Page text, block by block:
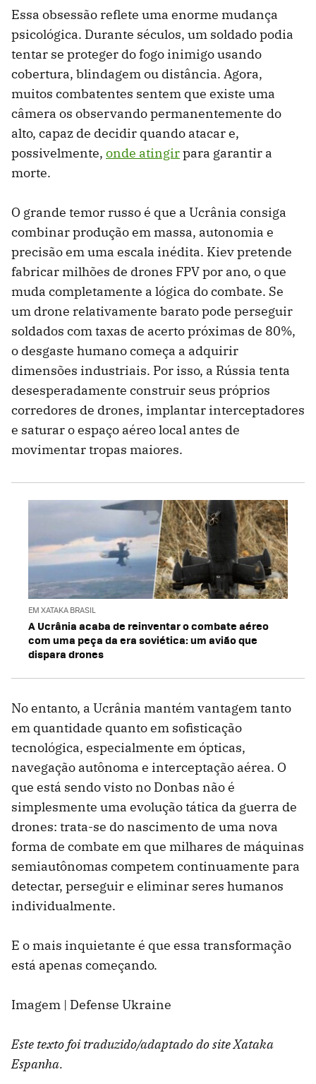
Essa obsessão reflete uma enorme mudança
psicológica. Durante séculos, um soldado podia
tentar se proteger do fogo inimigo usando
cobertura, blindagem ou distância. Agora,
muitos combatentes sentem que existe uma
câmera os observando permanentemente do
alto, capaz de decidir quando atacar e,
possivelmente, onde atingirpara garantir a
morte.
O grande temor russo é que a Ucrânia consiga
combinar produção em massa, autonomia e
precisão em uma escala inédita. Kiev pretende
fabricar milhões de drones FPV por ano, o que
muda completamente a lógica do combate. Se
um drone relativamente barato pode perseguir
soldados com taxas de acerto próximas de 80%,
o desgaste humano começa a adquirir
dimensões industriais. Por isso, a Rússia tenta
desesperadamente construir seus próprios
corredores de drones, implantar interceptadores
e saturar o espaço aéreo local antes de
movimentar tropas maiores.
EM XATAKA BRASIL
A Ucrânia acaba de reinventar o combate aéreo
com uma peça da era soviética: um avião que
dispara drones
No entanto, a Ucrânia mantém vantagem tanto
em quantidade quanto em sofisticação
tecnológica, especialmente em ópticas,
navegação autônoma e interceptação aérea. O
que está sendo visto no Donbas não é
simplesmente uma evolução tática da guerra de
drones: trata-se do nascimento de uma nova
forma de combate em que milhares de máquinas
semiautônomas competem continuamente para
detectar, perseguir e eliminar seres humanos
individualmente.
E o mais inquietante é que essa transformação
está apenas começando.
Imagem | Defense Ukraine
Este texto foi traduzido/adaptado do site Xataka
Espanha.